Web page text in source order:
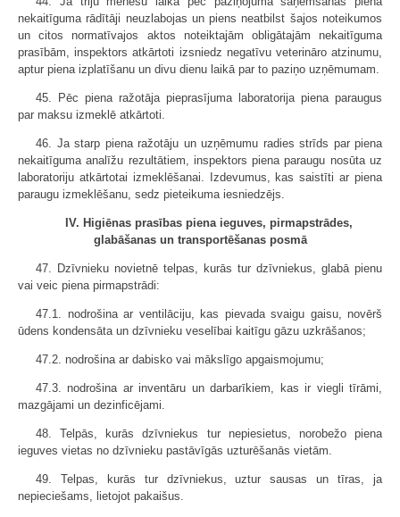
nekaitīguma rādītāji neuzlabojas un piens neatbilst šajos noteikumos
un citos normatīvajos aktos noteiktajām obligātajām nekaitīguma
prasībām, inspektors atkārtoti izsniedz negatīvu veterināro atzinumu,
aptur piena izplatīšanu un divu dienu laikā par to paziņo uzņēmumam.
45. Pēc piena ražotāja pieprasījuma laboratorija piena paraugus
par maksu izmeklē atkārtoti.
46. Ja starp piena ražotāju un uzņēmumu radies strīds par piena
nekaitīguma analīžu rezultātiem, inspektors piena paraugu nosūta uz
laboratoriju atkārtotai izmeklēšanai. Izdevumus, kas saistīti ar piena
paraugu izmeklēšanu, sedz pieteikuma iesniedzējs.
IV. Higiēnas prasības piena ieguves, pirmapstrādes,
glabāšanas un transportēšanas posmā
47. Dzīvnieku novietnē telpas, kurās tur dzīvniekus, glabā pienu
vai veic piena pirmapstrādi:
47.1. nodrošina ar ventilāciju, kas pievada svaigu gaisu, novērš
ūdens kondensāta un dzīvnieku veselībai kaitīgu gāzu uzkrāšanos;
47.2. nodrošina ar dabisko vai mākslīgo apgaismojumu;
47.3. nodrošina ar inventāru un darbarīkiem, kas ir viegli tīrāmi,
mazgājami un dezinficējami.
48. Telpās, kurās dzīvniekus tur nepiesietus, norobežo piena
ieguves vietas no dzīvnieku pastāvīgās uzturēšanās vietām.
49. Telpas, kurās tur dzīvniekus, uztur sausas un tīras, ja
nepieciešams, lietojot pakaišus.